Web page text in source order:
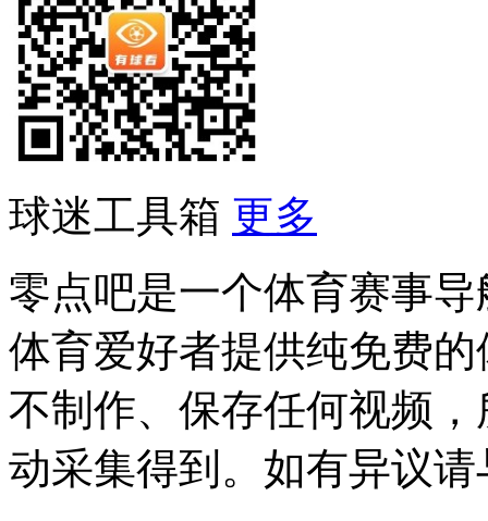
球迷工具箱 更多
零点吧是一个体育赛事
体育爱好者提供纯免费
不制作、保存任何视频
动采集得到。如有异议